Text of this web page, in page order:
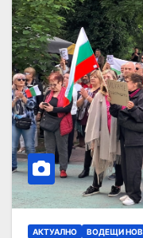
АКТУАЛНО ВОДЕЩИ